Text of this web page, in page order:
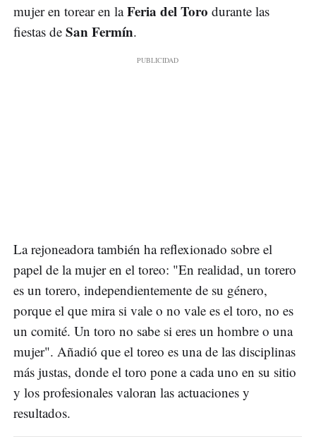
mujer en torear en laFeria del Toro durante las
fiestas de San Fermín.
La rejoneadora también ha reflexionado sobre el
papel de la mujer en el toreo: "En realidad, un torero
es un torero, independientemente de su género,
porque el que mira si vale o no vale es el toro, no es
un comité. Un toro no sabe si eres un hombre o una
mujer". Añadió que el toreo es una de las disciplinas
más justas, donde el toro pone a cada uno en su sitio
y los profesionales valoran las actuaciones y
resultados.